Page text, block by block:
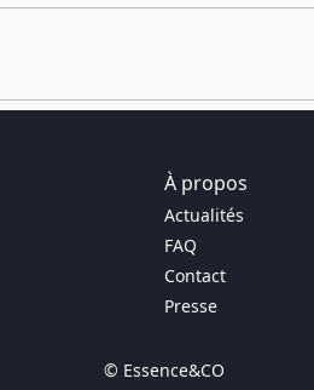
À propos
Actualités
FAQ
Contact
Presse
© Essence&CO